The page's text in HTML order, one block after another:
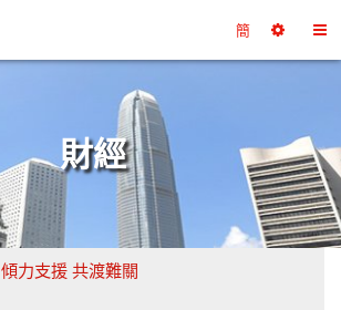
簡
擇
換
財經
傾力支援 共渡難關